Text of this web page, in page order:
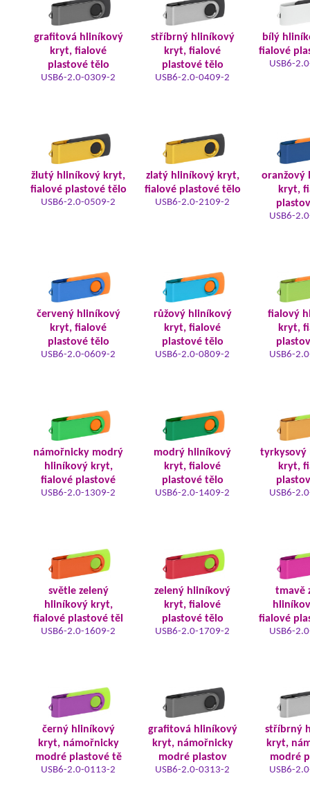
grafitová hliníkový
kryt, fialové
plastové tělo
USB6-2.0-0309-2
stříbrný hliníkový
kryt, fialové
plastové tělo
USB6-2.0-0409-2
bílý
fialové
USB6-
žlutý hliníkový kryt,
fialové plastové tělo
USB6-2.0-0509-2
zlatý hliníkový kryt,
fialové plastové tělo
USB6-2.0-2109-2
oranžový
kryt,
USB6-
červený hliníkový
kryt, fialové
plastové tělo
USB6-2.0-0609-2
růžový hliníkový
kryt, fialové
plastové tělo
USB6-2.0-0809-2
fialový
kryt,
USB6-
námořnicky modrý
hliníkový kryt,
fialové plastové
USB6-2.0-1309-2
modrý hliníkový
kryt, fialové
plastové tělo
USB6-2.0-1409-2
tyrkysový
kryt,
USB6-
světle zelený
hliníkový kryt,
fialové plastové těl
USB6-2.0-1609-2
zelený hliníkový
kryt, fialové
plastové tělo
USB6-2.0-1709-2
tmavě
fialové
USB6-
černý hliníkový
kryt, námořnicky
modré plastové tě
USB6-2.0-0113-2
grafitová hliníkový
kryt, námořnicky
modré plastov
USB6-2.0-0313-2
stříbrný
kryt,
modré
USB6-